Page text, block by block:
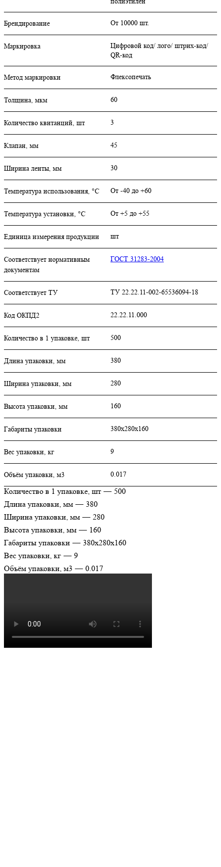
Брендирование От 10000 шт.
Маркировка
Цифровой код/ лого/ штрих-код/
QR-код
Метод маркировки Флексопечать
Толщина, мкм 60
Количество квитанций, шт 3
Клапан, мм 45
Ширина ленты, мм 30
Температура использования, °C От -40 до +60
Температура установки, °C От +5 до +55
Единица измерения продукции шт
Соответствует нормативным
документам
ГОСТ 31283-2004
Соответствует ТУ ТУ 22.22.11-002-65536094-18
Код ОКПД2 22.22.11.000
Количество в 1 упаковке, шт 500
Длина упаковки, мм 380
Ширина упаковки, мм 280
Высота упаковки, мм 160
Габариты упаковки 380х280х160
Вес упаковки, кг 9
Объём упаковки, м3 0.017
Количество в 1 упаковке, шт — 500
Длина упаковки, мм — 380
Ширина упаковки, мм — 280
Высота упаковки, мм — 160
Габариты упаковки — 380х280х160
Вес упаковки, кг — 9
Объём упаковки, м3 — 0.017